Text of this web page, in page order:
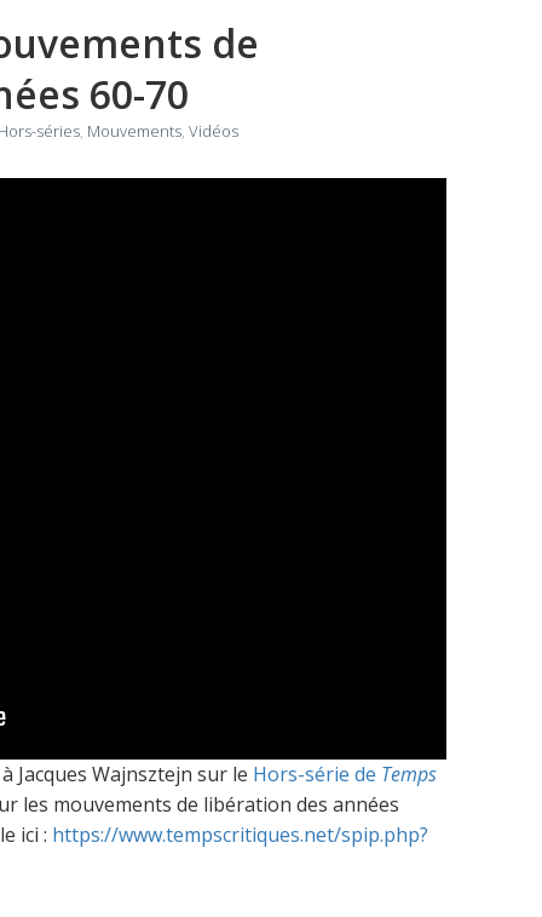
de
60-70
séries, Mouvements, Vidéos
Jacques Wajnsztejn sur le Hors-série de Temps
les mouvements de libération des années
ici : https://www.tempscritiques.net/spip.php?